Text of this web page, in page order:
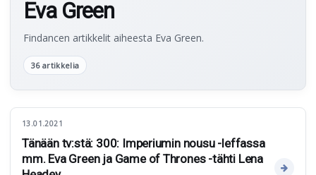
Eva Green
Findancen artikkelit aiheesta Eva Green.
36 artikkelia
13.01.2021
Tänään tv:stä: 300: Imperiumin nousu -leffassa
mm. Eva Green ja Game of Thrones -tähti Lena